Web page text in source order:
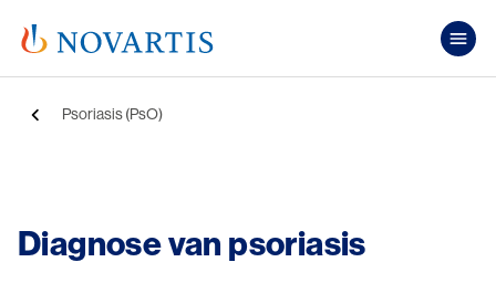
Kruimelpad
Psoriasis (PsO)
Diagnose van psoriasis